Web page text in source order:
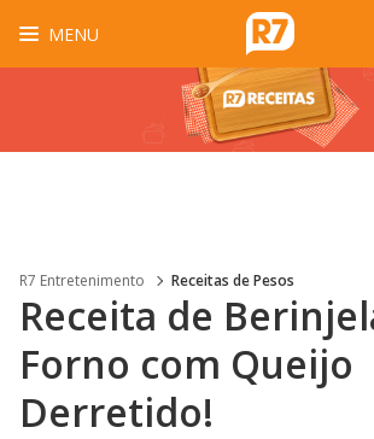
MENU
R7 Entretenimento Receitas de Pesos
Receita de
Forno com Queijo
Derretido!